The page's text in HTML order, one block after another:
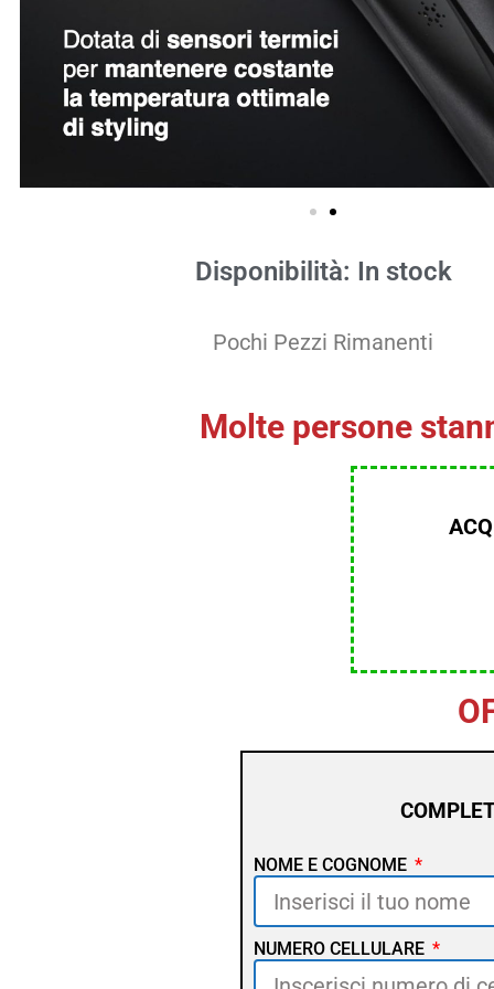
Disponibilità: In stock
Pochi Pezzi Rimanenti
Molte persone
NOME E COGNOME
NUMERO CELLULARE